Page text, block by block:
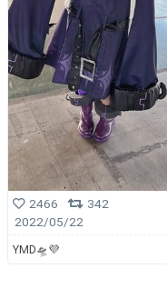
2466
342
2022/05/22
YMD🛸💜